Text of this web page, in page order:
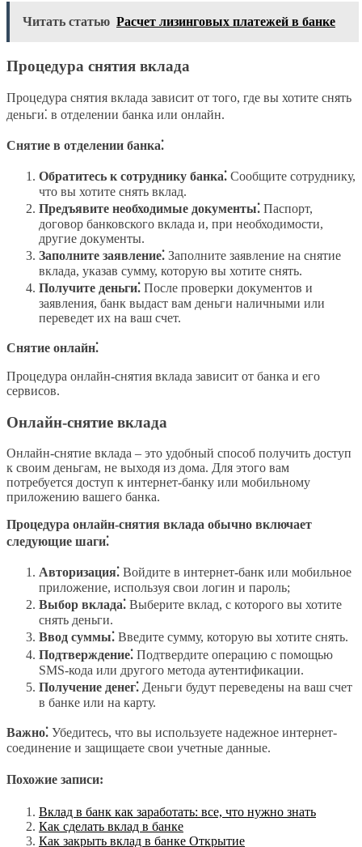
Читать статью Расчет лизинговых платежей в банке
Процедура снятия вклада
Процедура снятия вклада зависит от того, где вы хотите снять
деньги⁚ в отделении банка или онлайн.
Снятие в отделении банка⁚
Обратитесь к сотруднику банка⁚ Сообщите сотруднику,
что вы хотите снять вклад.
Предъявите необходимые документы⁚ Паспорт,
договор банковского вклада и, при необходимости,
другие документы.
Заполните заявление⁚ Заполните заявление на снятие
вклада, указав сумму, которую вы хотите снять.
Получите деньги⁚ После проверки документов и
заявления, банк выдаст вам деньги наличными или
переведет их на ваш счет.
Снятие онлайн⁚
Процедура онлайн-снятия вклада зависит от банка и его
сервисов.
Онлайн-снятие вклада
Онлайн-снятие вклада – это удобный способ получить доступ
к своим деньгам, не выходя из дома. Для этого вам
потребуется доступ к интернет-банку или мобильному
приложению вашего банка.
Процедура онлайн-снятия вклада обычно включает
следующие шаги⁚
Авторизация⁚ Войдите в интернет-банк или мобильное
приложение, используя свои логин и пароль;
Выбор вклада⁚ Выберите вклад, с которого вы хотите
снять деньги.
Ввод суммы⁚ Введите сумму, которую вы хотите снять.
Подтверждение⁚ Подтвердите операцию с помощью
SMS-кода или другого метода аутентификации.
Получение денег⁚ Деньги будут переведены на ваш счет
в банке или на карту.
Важно⁚ Убедитесь, что вы используете надежное интернет-
соединение и защищаете свои учетные данные.
Похожие записи:
Вклад в банк как заработать: все, что нужно знать
Как сделать вклад в банке
Как закрыть вклад в банке Открытие